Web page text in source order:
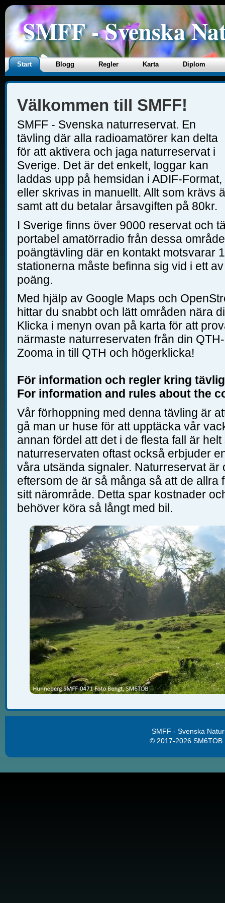
SMFF - Svenska
Start Blogg Regler Karta Diplom
Välkommen till SMFF!
SMFF - Svenska naturreservat. En
tävling där alla radioamatörer kan delta
för att aktivera och jaga naturreservat i
Sverige. Det är det enkelt, loggar kan
laddas upp på hemsidan i ADIF-Format,
eller skrivas in manuellt. Allt som krävs
samt att du betalar årsavgiften på 80kr.
I Sverige finns över 9000 reservat och
portabel amatörradio från dessa
poängtävling där en kontakt motsvarar
stationerna måste befinna sig vid i ett
poäng.
Med hjälp av Google Maps och
hittar du snabbt och lätt områden nära
Klicka i menyn ovan på karta för att
närmaste naturreservaten från din
Zooma in till QTH och högerklicka!
För information och regler kring
For information and rules about the
Vår förhoppning med denna tävling är
gå man ur huse för att upptäcka vår
annan fördel att det i de flesta fall är
naturreservaten oftast också erbjuder
våra utsända signaler. Naturreservat är
eftersom de är så många så att de allra
sitt närområde. Detta spar kostnader
behöver köra så långt med bil.
SMFF - Svenska
© 2017-2026 SM6TOB